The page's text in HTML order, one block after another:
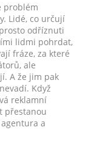
problém
Lidé, co určují
odříznuti
lidmi pohrdat,
fráze, za které
ale
A že jim pak
Když
reklamní
přestanou
a